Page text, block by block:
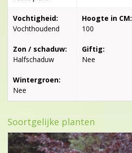
Vochtigheid:
Vochthoudend
Zon / schaduw:
Halfschaduw
Wintergroen:
Nee
Hoogte in CM:
100
Giftig:
Nee
Soortgelijke planten